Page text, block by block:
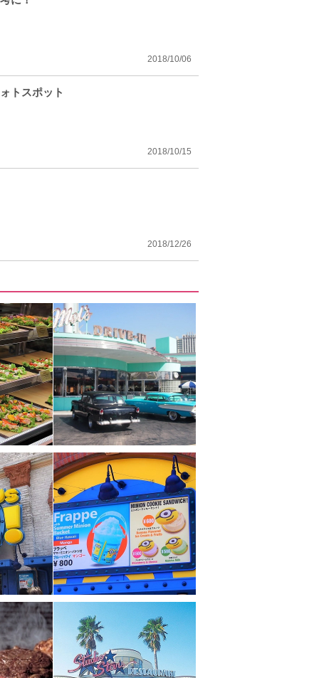
2018/10/06
トスポット
2018/10/15
2018/12/26